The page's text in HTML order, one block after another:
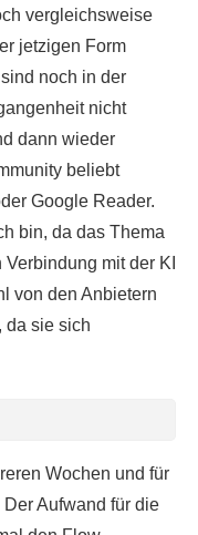
vergleichsweise
jetzigen Form
noch in der
nicht
dann wieder
beliebt
Google Reader.
bin, da das Thema
mit der KI
von den Anbietern
da sie sich
Wochen und für
Der Aufwand für die